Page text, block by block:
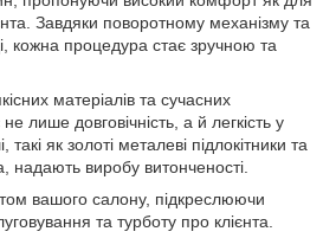
Завдяки поворотному механізму та
кожна процедура стає зручною та
матеріалів та сучасних
лише довговічність, а й легкість у
такі як золоті металеві підлокітники та
надають виробу витонченості.
вашого салону, підкреслюючи
та турботу про клієнта.